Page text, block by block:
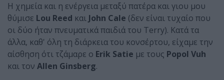
Η χημεία και η ενέργεια μεταξύ πατέρα και γιου μου
θύμισε Lou Reed και John Cale (δεν είναι τυχαίο που
οι δύο ήταν πνευματικά παιδιά του Terry). Κατά τα
άλλα, καθ' όλη τη διάρκεια του κονσέρτου, είχαμε την
αίσθηση ότι τζάμαρε ο Erik Satie με τους Popol Vuh
και τον Allen Ginsberg.